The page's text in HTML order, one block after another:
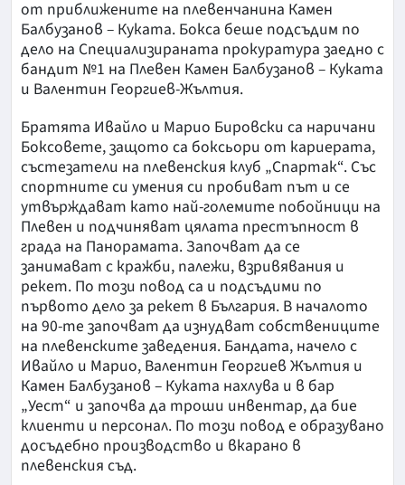
от приближените на плевенчанина Камен
Балбузанов – Куката. Бокса беше подсъдим по
дело на Специализираната прокуратура заедно с
бандит №1 на Плевен Камен Балбузанов – Куката
и Валентин Георгиев-Жълтия.
Братята Ивайло и Марио Бировски са наричани
Боксовете, защото са боксьори от кариерата,
състезатели на плевенския клуб „Спартак“. Със
спортните си умения си пробиват път и се
утвърждават като най-големите побойници на
Плевен и подчиняват цялата престъпност в
града на Панорамата. Започват да се
занимават с кражби, палежи, взривявания и
рекет. По този повод са и подсъдими по
първото дело за рекет в България. В началото
на 90-те започват да изнудват собствениците
на плевенските заведения. Бандата, начело с
Ивайло и Марио, Валентин Георгиев Жълтия и
Камен Балбузанов – Куката нахлува и в бар
„Уест“ и започва да троши инвентар, да бие
клиенти и персонал. По този повод е образувано
досъдебно производство и вкарано в
плевенския съд.